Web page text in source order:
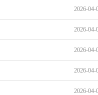
2026-04-
2026-04-
2026-04-
2026-04-
2026-04-